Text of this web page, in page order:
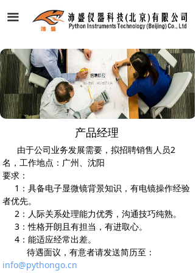
끀
首页
新闻资讯
产品中心
测试业务
招贤纳士
联系我们
English
产品经理
由于公司业务发展需要，拟招聘销售人员2
名，工作地点：广州、沈阳
要求：
1：具备电子显微镜背景知识，有电镜操作经验
者优先。
2：人际关系处理能力优秀，沟通技巧纯熟。
3：性格开朗且有担当，有进取心。
4：能适应经常出差。
待遇面议，有意者请发送简历至：
info@pythongo.cn